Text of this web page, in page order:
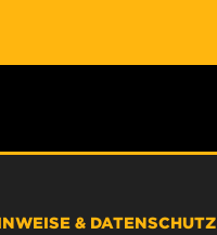
& DATENSCHUTZ